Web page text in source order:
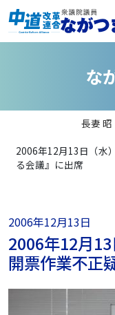
な
長妻
2006年12月13日（水
る会議』に出席
2006年12月13日
2006年12月
開票作業不正